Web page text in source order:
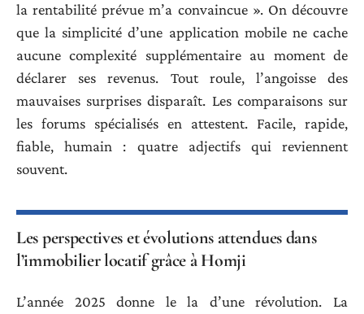
la rentabilité prévue m’a convaincue ». On découvre
que la simplicité d’une application mobile ne cache
aucune complexité supplémentaire au moment de
déclarer ses revenus. Tout roule, l’angoisse des
mauvaises surprises disparaît. Les comparaisons sur
les forums spécialisés en attestent. Facile, rapide,
fiable, humain : quatre adjectifs qui reviennent
souvent.
Les perspectives et évolutions attendues dans
l’immobilier locatif grâce à Homji
L’année 2025 donne le la d’une révolution. La